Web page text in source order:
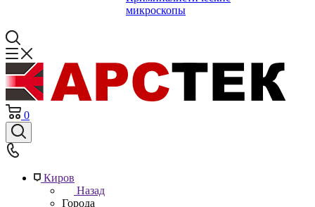
микроскопы
0
Киров
Назад
Города